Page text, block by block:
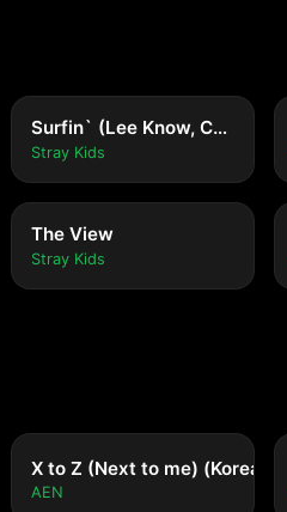
Surfin` (Lee Know, Changbin, Felix)
Stray Kids
The View
Stray Kids
ver.)
X to Z (Next to me) (Korean
AEN